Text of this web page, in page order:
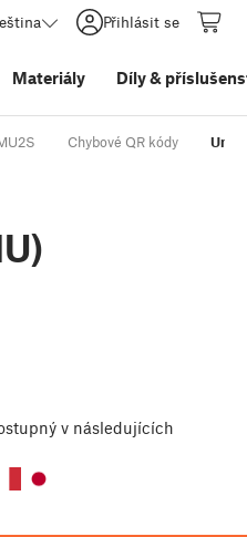
Přihlásit se
Materiály Díly&
Chybové QR kódy
v následujících